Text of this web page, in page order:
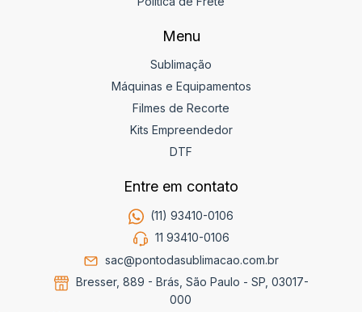
Menu
Sublimação
Máquinas e Equipamentos
Filmes de Recorte
Kits Empreendedor
DTF
Entre em contato
(11) 93410-0106
11 93410-0106
sac@pontodasublimacao.com.br
Bresser, 889 - Brás, São Paulo - SP, 03017-
000